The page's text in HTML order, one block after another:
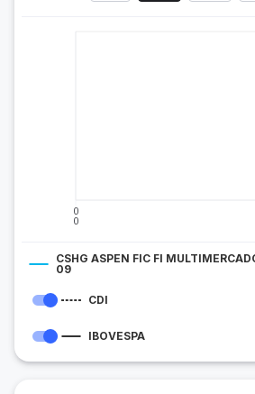
0
0
CSHG ASPEN FIC FI
09
CDI
IBOVESPA